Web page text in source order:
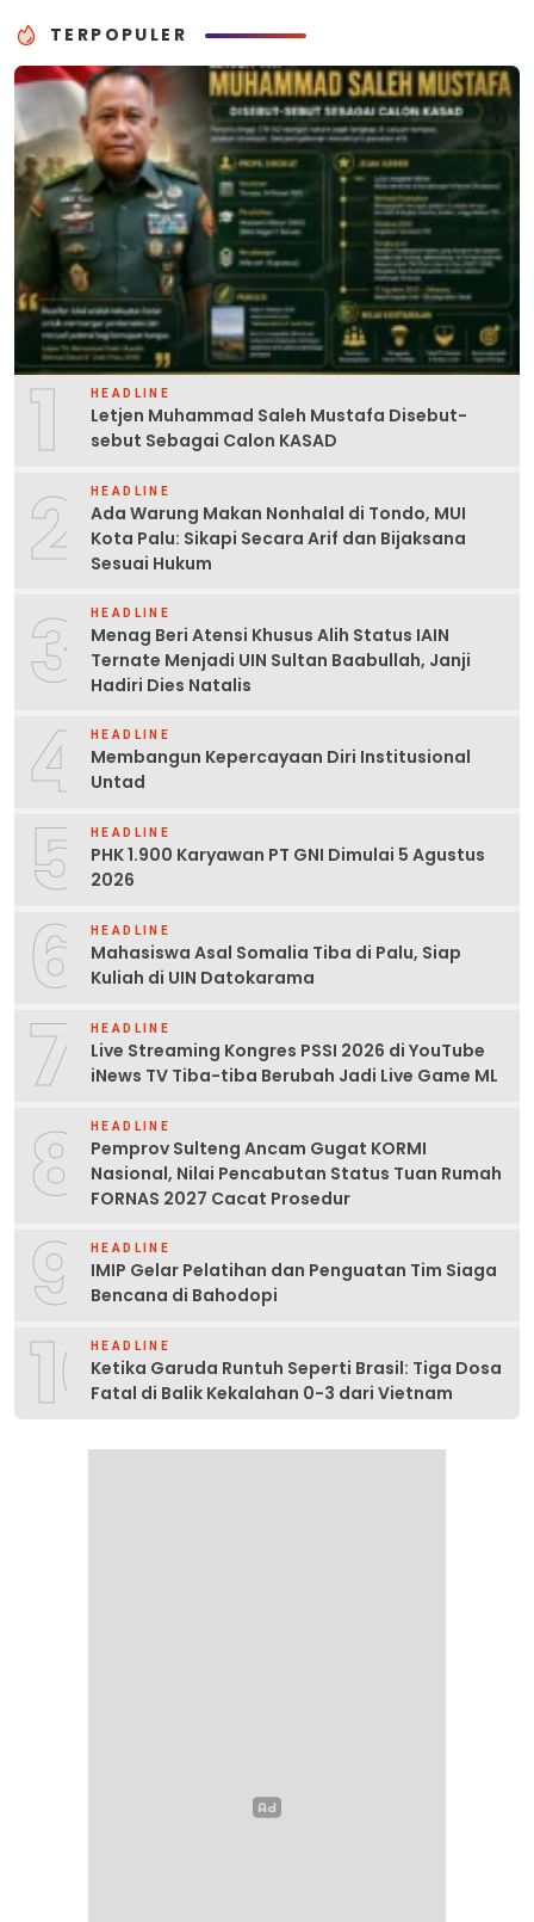
TERPOPULER
1 HEADLINE
Letjen Muhammad Saleh Mustafa Disebut-
sebut Sebagai Calon KASAD
2 HEADLINE
Ada Warung Makan Nonhalal di Tondo, MUI
Kota Palu: Sikapi Secara Arif dan Bijaksana
Sesuai Hukum
3 HEADLINE
Menag Beri Atensi Khusus Alih Status IAIN
Ternate Menjadi UIN Sultan Baabullah, Janji
Hadiri Dies Natalis
4 HEADLINE
Membangun Kepercayaan Diri Institusional
Untad
5 HEADLINE
PHK 1.900 Karyawan PT GNI Dimulai 5 Agustus
2026
6 HEADLINE
Mahasiswa Asal Somalia Tiba di Palu, Siap
Kuliah di UIN Datokarama
7 HEADLINE
Live Streaming Kongres PSSI 2026 di YouTube
iNews TV Tiba-tiba Berubah Jadi Live Game ML
8 HEADLINE
Pemprov Sulteng Ancam Gugat KORMI
Nasional, Nilai Pencabutan Status Tuan Rumah
FORNAS 2027 Cacat Prosedur
9 HEADLINE
IMIP Gelar Pelatihan dan Penguatan Tim Siaga
Bencana di Bahodopi
10HEADLINE
Ketika Garuda Runtuh Seperti Brasil: Tiga Dosa
Fatal di Balik Kekalahan 0-3 dari Vietnam